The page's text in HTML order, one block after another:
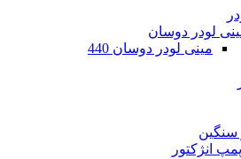
لودر دوسان
مینی لودر دوسان 440
سنگین
انژکتور